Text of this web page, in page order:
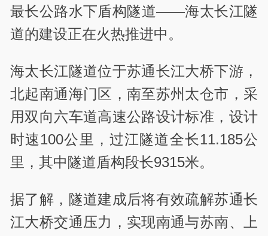
最长公路水下盾构隧道——海太长江隧
道的建设正在火热推进中。
海太长江隧道位于苏通长江大桥下游，
北起南通海门区，南至苏州太仓市，采
用双向六车道高速公路设计标准，设计
时速100公里，过江隧道全长11.185公
里，其中隧道盾构段长9315米。
据了解，隧道建成后将有效疏解苏通长
江大桥交通压力，实现南通与苏南、上